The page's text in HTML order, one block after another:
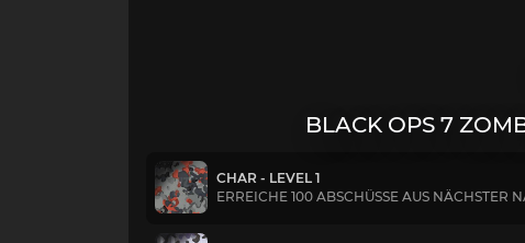
BLACK OPS 7
CHAR - LEVEL 1
ERREICHE 100 ABSCHÜSSE AUS NÄCHSTER